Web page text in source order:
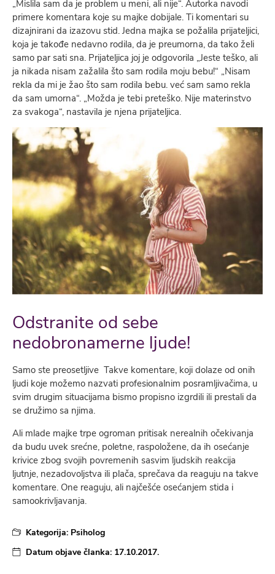
„Mislila sam da je problem u meni, ali nije“. Autorka navodi
primere komentara koje su majke dobijale. Ti komentari su
dizajnirani da izazovu stid. Jedna majka se požalila prijateljici,
koja je takođe nedavno rodila, da je preumorna, da tako želi
samo par sati sna. Prijateljica joj je odgovorila „Jeste teško, ali
ja nikada nisam zažalila što sam rodila moju bebu!“ „Nisam
rekla da mi je žao što sam rodila bebu. već sam samo rekla
da sam umorna“. „Možda je tebi preteško. Nije materinstvo
za svakoga“, nastavila je njena prijateljica.
Odstranite od sebe
nedobronamerne ljude!
Samo ste preosetljive Takve komentare, koji dolaze od onih
ljudi koje možemo nazvati profesionalnim posramljivačima, u
svim drugim situacijama bismo propisno izgrdili ili prestali da
se družimo sa njima.
Ali mlade majke trpe ogroman pritisak nerealnih očekivanja
da budu uvek srećne, poletne, raspoložene, da ih osećanje
krivice zbog svojih povremenih sasvim ljudskih reakcija
ljutnje, nezadovoljstva ili plača, sprečava da reaguju na takve
komentare. One reaguju, ali najčešće osećanjem stida i
samookrivljavanja.
Kategorija: Psiholog
Datum objave članka: 17.10.2017.